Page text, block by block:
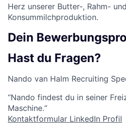
Herz unserer Butter-, Rahm- und
Konsummilchproduktion.
Dein
Hast du Fragen?
Nando van Halm Recruiting
“Nando findest du in seiner
Maschine.“
Kontaktformular LinkedIn Profil